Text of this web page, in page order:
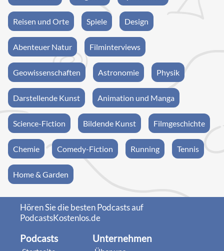
Reisen und Orte Spiele Design
Abenteuer Natur Filminterviews
Geowissenschaften Astronomie Physik
Darstellende Kunst Animation und Manga
Science-Fiction Bildende Kunst Filmgeschichte
Chemie Comedy-Fiction Running Tennis
Home & Garden
Hören Sie die besten Podcasts auf
PodcastsKostenlos.de
Podcasts Unternehmen